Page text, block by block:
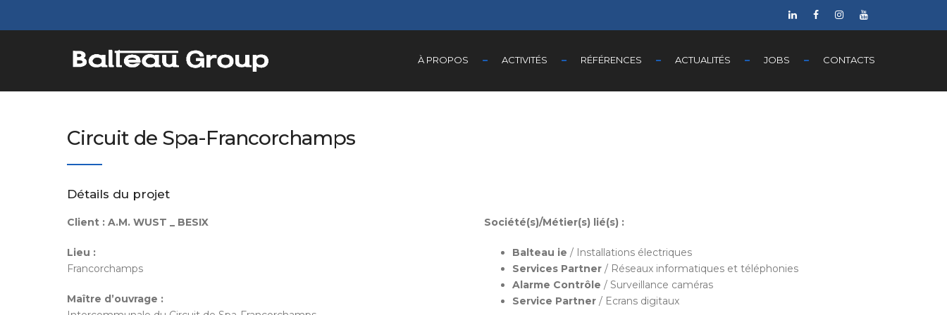
À PROPOS ACTIVITÉS RÉFÉRENCES ACTUALITÉS JOBS CONTACTS
Circuit de Spa-Francorchamps
Détails du projet
Client :A.M. WUST _ BESIX
Lieu :
Francorchamps
Maître d’ouvrage :
Société(s)/Métier(s) lié(s) :
Balteau ie / Installations électriques
Services Partner / Réseaux informatiques et téléphonies
Alarme Contrôle / Surveillance caméras
Service Partner / Ecrans digitaux